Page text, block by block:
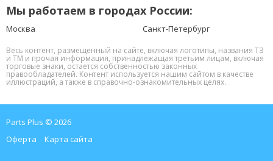
Мы работаем в городах России:
Москва Санкт-Петербург
Весь контент, размещенный на сайте, включая логотипы, названия ТЗ
и ТМ и прочая информация, принадлежащая третьим лицам, включая
торговые знаки, остается собственностью законных
правообладателей. Контент используется нашим сайтом в качестве
иллюстраций, а также в справочно-ознакомительных целях.
Parts Plus © 2026
Оферта
Карта сайта